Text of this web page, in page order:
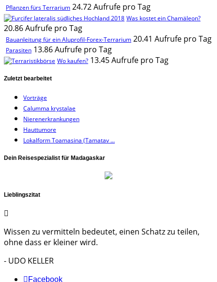
Pflanzen fürs Terrarium 24.72 Aufrufe pro Tag
Was kostet ein Chamäleon?
20.86 Aufrufe pro Tag
Bauanleitung für ein Aluprofil-Forex-Terrarium 20.41 Aufrufe pro Tag
Parasiten 13.86 Aufrufe pro Tag
Wo kaufen? 13.45 Aufrufe pro Tag
Zuletzt bearbeitet
Vorträge
Calumma krystalae
Nierenerkrankungen
Hauttumore
Lokalform Toamasina (Tamatav ...
Dein Reisespezialist für Madagaskar
Lieblingszitat
Wissen zu vermitteln bedeutet, einen Schatz zu teilen,
ohne dass er kleiner wird.
- UDO KELLER
Facebook